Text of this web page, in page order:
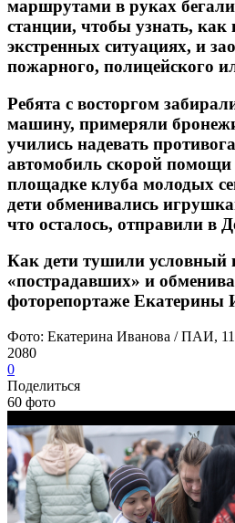
маршрутами в руках
станции, чтобы узнать, как
экстренных ситуациях, и
пожарного, полицейского
Ребята с восторгом
машину, примеряли
учились надевать
автомобиль скорой помощи
площадке клуба молодых
дети обменивались
что осталось, отправили в
Как дети тушили условный
«пострадавших» и
фоторепортаже Екатерины
Фото: Екатерина Иванова / ПАИ,
2080
0
Поделиться
60 фото